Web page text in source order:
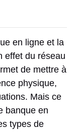
en ligne et la
effet du réseau
de mettre à
physique,
Mais ce
banque en
types de